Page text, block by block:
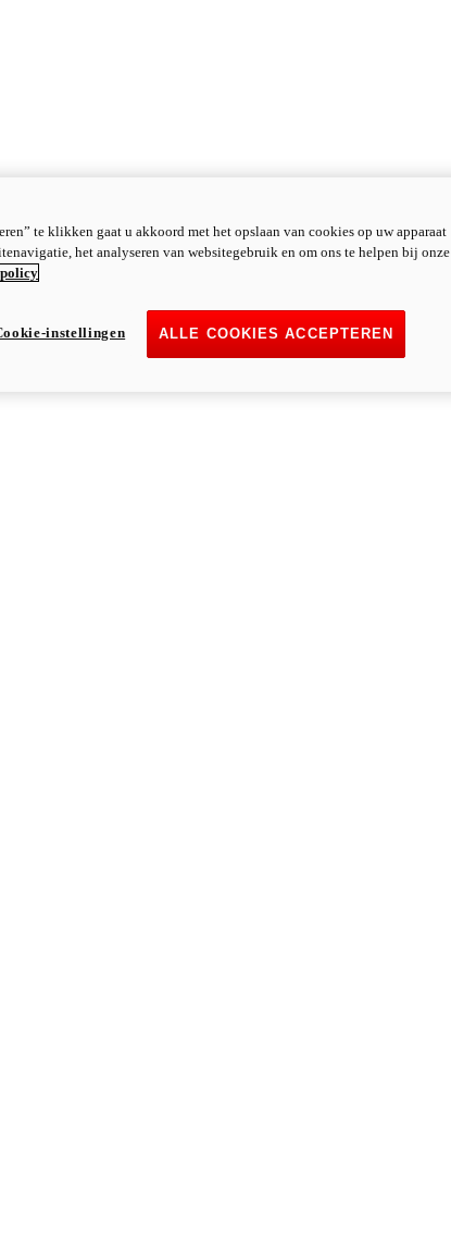
te klikken gaat u akkoord met het opslaan van cookies op uw apparaat
het analyseren van websitegebruik en om ons te helpen bij onze
ALLE COOKIES ACCEPTEREN
instellingen